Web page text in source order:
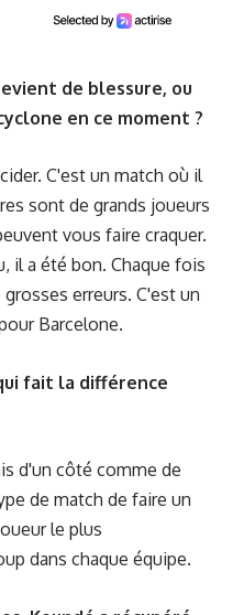
de blessure, ou
en ce moment ?
C'est un match où il
sont de grands joueurs
vous faire craquer.
il a été bon. Chaque fois
erreurs. C'est un
Barcelone.
fait la différence
d'un côté comme de
de match de faire un
le plus
dans chaque équipe.